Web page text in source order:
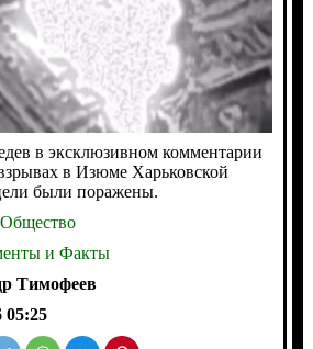
в эксклюзивном комментарии
в Изюме Харьковской
были поражены.
и Факты
Тимофеев
05:25